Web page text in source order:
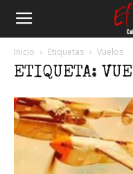
Inicio Etiquetas Vuelos
ETIQUETA: